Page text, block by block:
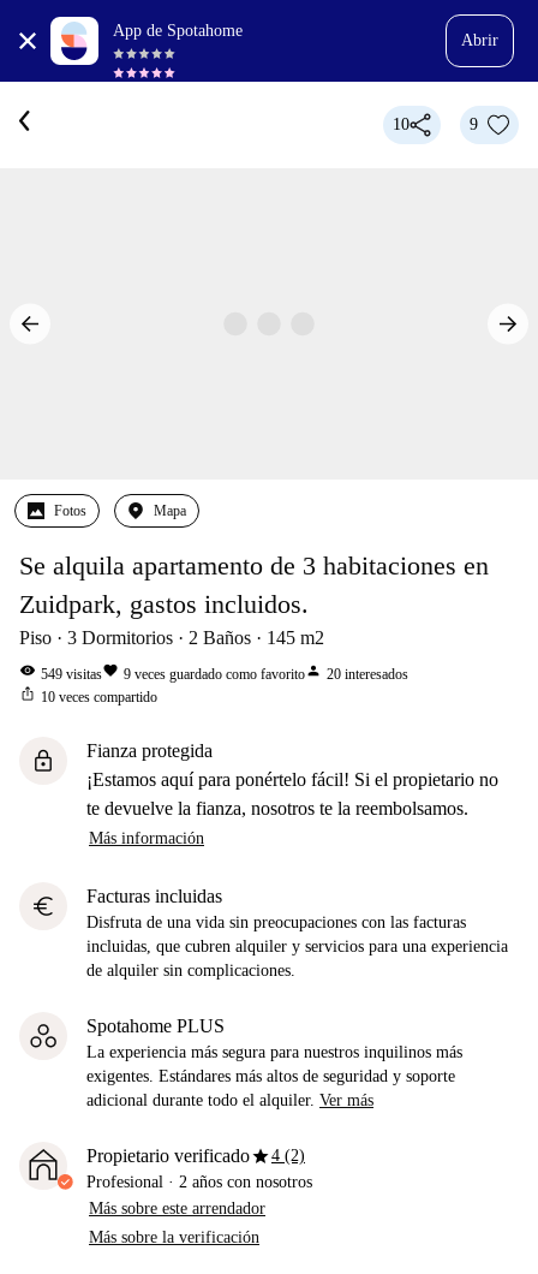
App de Spotahome
Abrir
10 9
Fotos Mapa
Se alquila apartamento de 3 habitaciones en
Zuidpark, gastos incluidos.
Piso 3 Dormitorios 2 Baños 145 m2
visibility 549 visitasfavorite 9 veces guardado como favoritoperson 20 interesados
ios_share 10 veces compartido
lock
Fianza protegida
¡Estamos aquí para ponértelo fácil! Si el propietario no
te devuelve la fianza, nosotros te la reembolsamos.
Más información
euro Facturas incluidas
Disfruta de una vida sin preocupaciones con las facturas
incluidas, que cubren alquiler y servicios para una experiencia
de alquiler sin complicaciones.
Spotahome PLUS
La experiencia más segura para nuestros inquilinos más
exigentes. Estándares más altos de seguridad y soporte
adicional durante todo el alquiler. Ver más
Propietario verificadostar4 (2)
Profesional · 2 años con nosotros
Más sobre este arrendador
Más sobre la verificación